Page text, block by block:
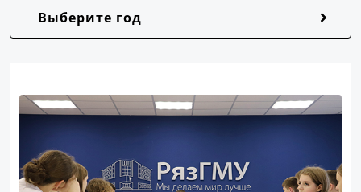
Выберите год